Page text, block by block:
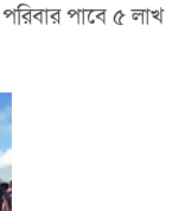
পাবে ৫ লাখ